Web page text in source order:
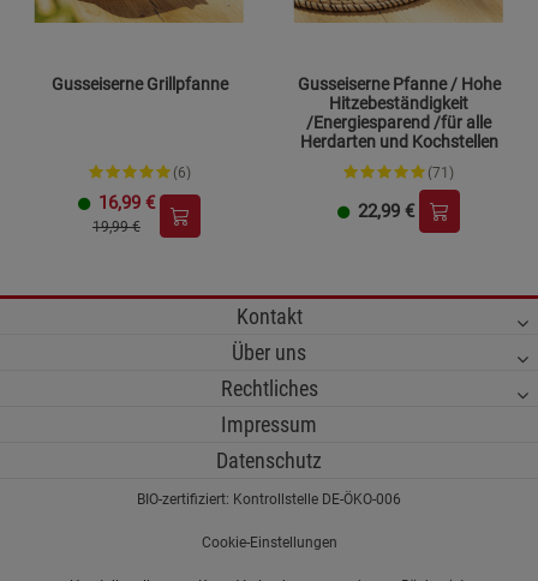
Gusseiserne Grillpfanne
(6)
16,99 €
19,99 €
Gusseiserne Pfanne / Hohe
Hitzebeständigkeit
/Energiesparend /für alle
Herdarten und Kochstellen
(71)
22,99 €
Kontakt
Über uns
Rechtliches
Impressum
Datenschutz
BIO-zertifiziert: Kontrollstelle DE-ÖKO-006
Cookie-Einstellungen